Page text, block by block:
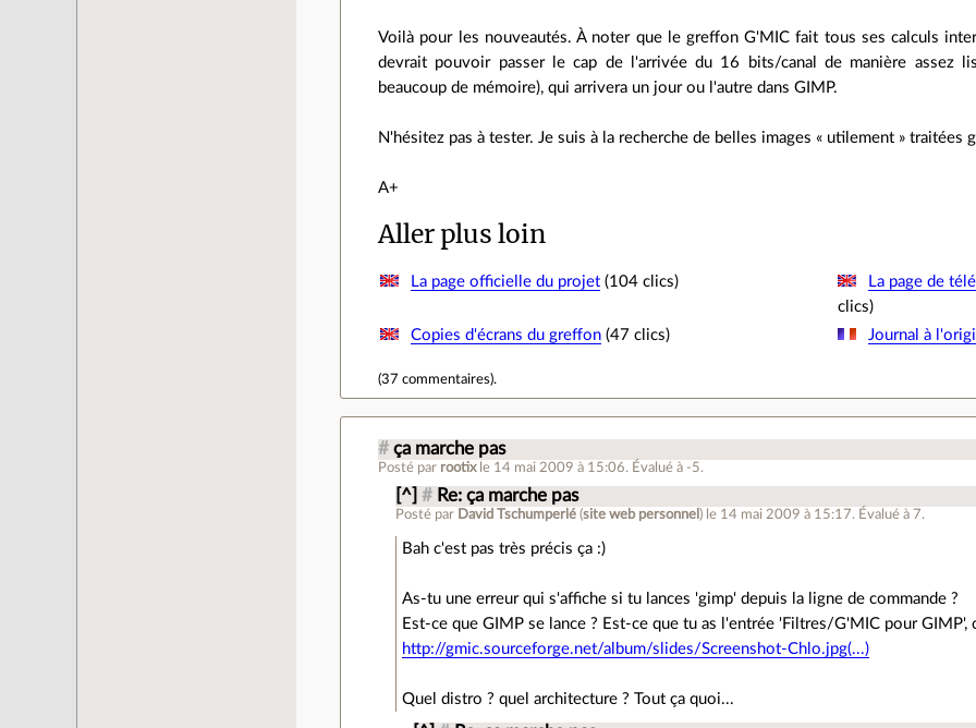
Voilà pour les nouveautés. À noter que le greffon G'MIC fait tous ses calculs
devrait pouvoir passer le cap de l'arrivée du 16 bits/canal de manière assez
beaucoup de mémoire), qui arrivera un jour ou l'autre dans GIMP.
N'hésitez pas à tester. Je suis à la recherche de belles images « utilement »
A+
Aller plus loin
La page officielle du projet(104 clics)
La page de
clics)
Copies d'écrans du greffon(47 clics) Journal à
(37 commentaires).
# ça marche pas
Posté par rootix le 14 mai 2009 à 15:06. Évalué à -5.
[^] # Re: ça marche pas
Posté par David Tschumperlé (site web personnel ) le 14 mai 2009 à 15:17. Évalué à7.
Bah c'est pas très précis ça :)
As-tu une erreur qui s'affiche si tu lances 'gimp' depuis la ligne de commande ?
Est-ce que GIMP se lance ? Est-ce que tu as l'entrée 'Filtres/G'MIC pour GIMP',
http://gmic.sourceforge.net/album/slides/Screenshot-Chlo.jpg(...)
Quel distro ? quel architecture ? Tout ça quoi...